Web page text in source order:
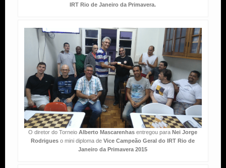
IRT Rio de Janeiro da Primavera.
O diretor do TorneioAlberto Mascarenhas entregou para Nei Jorge
Rodrigues o mini diploma deVice Campeão Geral do IRT Rio de
Janeiro da Primavera 2015